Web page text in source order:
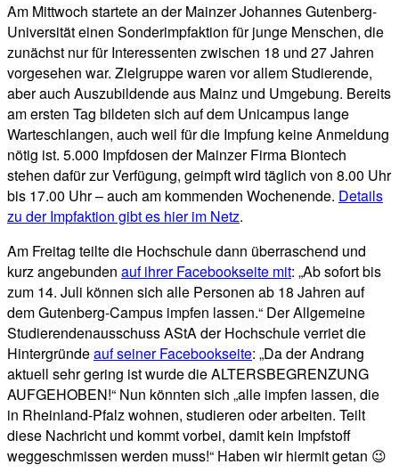
Am Mittwoch startete an der Mainzer Johannes Gutenberg-
Universität einen Sonderimpfaktion für junge Menschen, die
zunächst nur für Interessenten zwischen 18 und 27 Jahren
vorgesehen war. Zielgruppe waren vor allem Studierende,
aber auch Auszubildende aus Mainz und Umgebung. Bereits
am ersten Tag bildeten sich auf dem Unicampus lange
Warteschlangen, auch weil für die Impfung keine Anmeldung
nötig ist. 5.000 Impfdosen der Mainzer Firma Biontech
stehen dafür zur Verfügung, geimpft wird täglich von 8.00 Uhr
bis 17.00 Uhr – auch am kommenden Wochenende. Details
zu der Impfaktion gibt es hier im Netz.
Am Freitag teilte die Hochschule dann überraschend und
kurz angebunden auf ihrer Facebookseite mit: „Ab sofort bis
zum 14. Juli können sich alle Personen ab 18 Jahren auf
dem Gutenberg-Campus impfen lassen.“ Der Allgemeine
Studierendenausschuss AStA der Hochschule verriet die
Hintergründeauf seiner Facebookseite: „Da der Andrang
aktuell sehr gering ist wurde die ALTERSBEGRENZUNG
AUFGEHOBEN!“ Nun könnten sich „alle impfen lassen, die
in Rheinland-Pfalz wohnen, studieren oder arbeiten. Teilt
diese Nachricht und kommt vorbei, damit kein Impfstoff
weggeschmissen werden muss!“ Haben wir hiermit getan 😉